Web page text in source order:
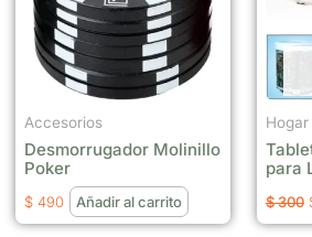
Accesorios
Desmorrugador Molinillo
Poker
$ 490 Añadir al carrito
para
$300